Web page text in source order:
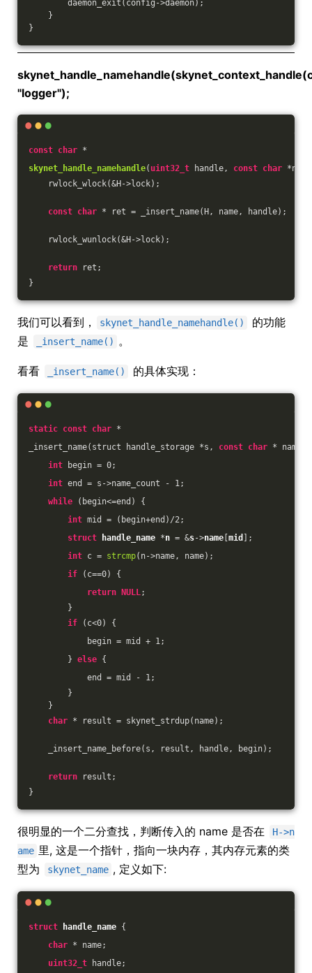
daemon_exit(config->daemon);
}
}
"logger");
const char *
skynet_handle_namehandle( uint32_t handle, const char
rwlock_wlock(&H->lock);
const char * ret = _insert_name(H, name, handle);
rwlock_wunlock(&H->lock);
return ret;
}
我们可以看到， skynet_handle_namehandle()
的功能
是
_insert_name() 。
看看 _insert_name() 的具体实现：
static const char *
_insert_name(struct handle_storage *s, const char * name,
int begin = 0;
int end = s->name_count - 1;
while (begin<=end) {
int mid = (begin+end)/2;
struct
handle_name *n = &s->name mid
];
int c = strcmp(n->name, name);
if (c==0) {
return
NULL;
}
if (c<0) {
begin = mid + 1;
} else {
end = mid - 1;
}
}
char * result = skynet_strdup(name);
_insert_name_before(s, result, handle, begin);
return result;
}
很明显的一个二分查找，判断传入的 name 是否在
H->n
ame 里, 这是一个指针，指向一块内存，其内存元素的类
型为
skynet_name , 定义如下:
struct handle_name {
char * name;
uint32_t handle;